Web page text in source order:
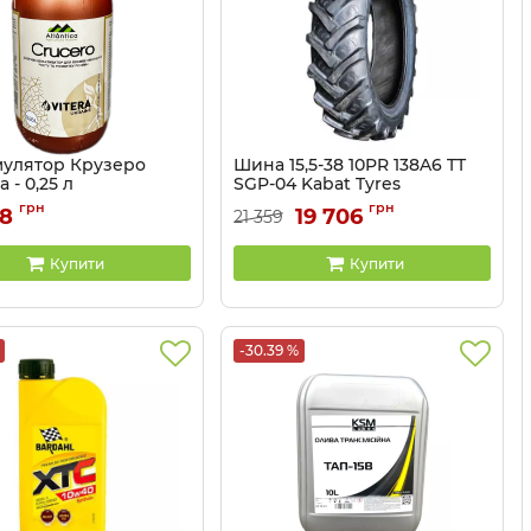
Крузеро
- 0,25 л
3203078-025
грн
Купити
Шина 15,5-38 10PR 138A6 TT
SGP-04 Kabat Tyres
Артикул: KOSG38155101T
21 359 19 706 грн
Купити
-30.39 %